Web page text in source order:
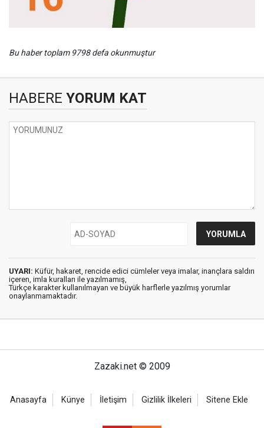
Bu haber toplam 9798 defa okunmuştur
HABERE YORUM KAT
UYARI: Küfür, hakaret, rencide edici cümleler veya imalar, inançlara saldırı
içeren, imla kuralları ile yazılmamış,
Türkçe karakter kullanılmayan ve büyük harflerle yazılmış yorumlar
onaylanmamaktadır.
Zazaki.net © 2009
Anasayfa Künye İletişim Gizlilik İlkeleri Sitene Ekle